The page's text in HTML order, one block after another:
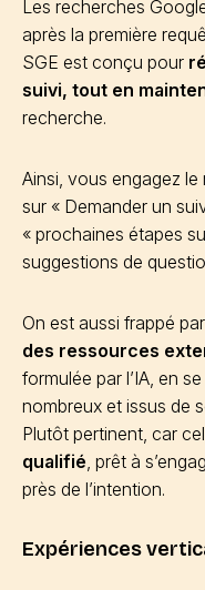
Les recherches
après la première
SGE est conçu pour
suivi, tout en
recherche.
Ainsi, vous engagez
sur « Demander un
« prochaines étapes
suggestions de
On est aussi frappé par
des ressources
formulée par l’IA, en
nombreux et issus de
Plutôt pertinent, car
qualifié, prêt à
près de l’intention.
Expériences